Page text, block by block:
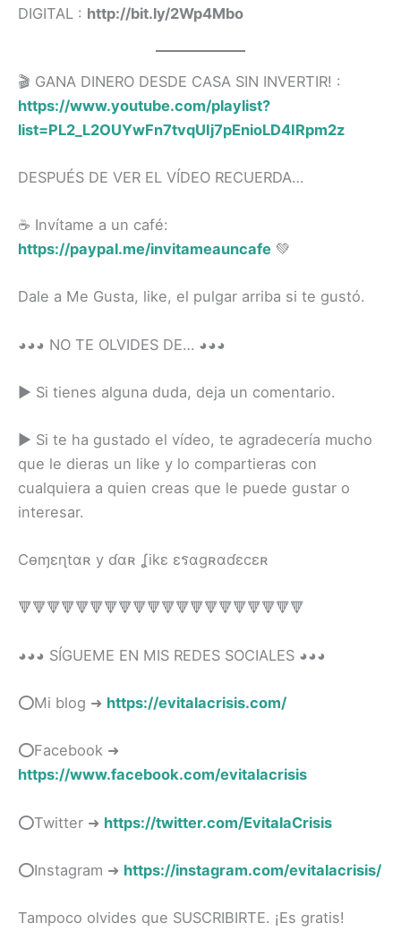
DIGITAL : http://bit.ly/2Wp4Mbo
🎬 GANA DINERO DESDE CASA SIN INVERTIR! :
https://www.youtube.com/playlist?
list=PL2_L2OUYwFn7tvqUIj7pEnioLD4IRpm2z
DESPUÉS DE VER EL VÍDEO RECUERDA…
☕️ Invítame a un café:
https://paypal.me/invitameauncafe 💚
Dale a Me Gusta, like, el pulgar arriba si te gustó.
◕◕◕ NO TE OLVIDES DE… ◕◕◕
► Si tienes alguna duda, deja un comentario.
► Si te ha gustado el vídeo, te agradecería mucho
que le dieras un like y lo compartieras con
cualquiera a quien creas que le puede gustar o
interesar.
Cѳɱɛɳtɑʀ y ɗɑʀ ʆikɛ ɛรɑgʀɑɗɛcɛʀ
🔻🔻🔻🔻🔻🔻🔻🔻🔻🔻🔻🔻🔻🔻🔻🔻🔻🔻🔻🔻
◕◕◕ SÍGUEME EN MIS REDES SOCIALES ◕◕◕
⭕Mi blog ➜ https://evitalacrisis.com/
⭕Facebook ➜
https://www.facebook.com/evitalacrisis
⭕Twitter ➜ https://twitter.com/EvitalaCrisis
⭕Instagram ➜ https://instagram.com/evitalacrisis/
Tampoco olvides que SUSCRIBIRTE. ¡Es gratis!